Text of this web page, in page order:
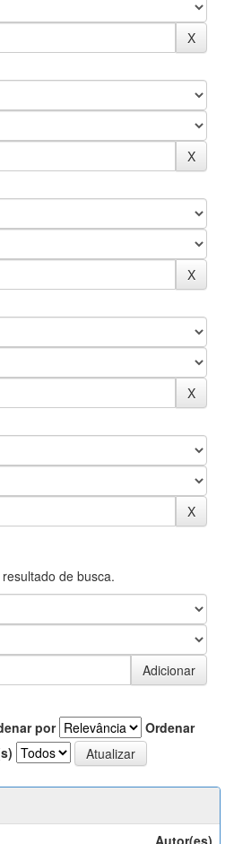
de busca.
por
Ordenar
Autor(es)